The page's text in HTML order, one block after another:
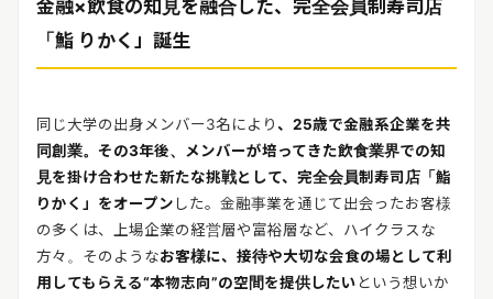
金融×飲食の知見を融合した、完全会員制寿司店
「鮨 りかく」誕生
同じ大学の出身メンバー3名により、25歳で金融系企業を共
同創業。その3年後、メンバーが培ってきた飲食業界での知
見を掛け合わせた新たな挑戦として、完全会員制寿司店「鮨
りかく」をオープン した。金融事業を通じて出会ったお客様
の多くは、上場企業の経営層や富裕層など、ハイクラスな
方々。そのようなお客様に、接待や大切な会食の場として利
用してもらえる“本物志向”の空間を提供したい という想いか